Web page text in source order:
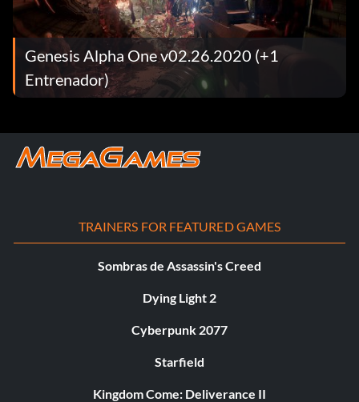
Genesis Alpha One v02.26.2020 (+1
Entrenador)
TRAINERS FOR FEATURED GAMES
Sombras de Assassin's Creed
Dying Light 2
Cyberpunk 2077
Starfield
Kingdom Come: Deliverance II